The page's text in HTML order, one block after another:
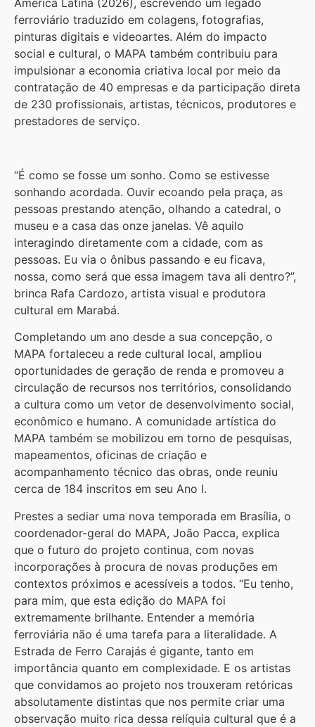
América Latina (2026), escrevendo um legado
ferroviário traduzido em colagens, fotografias,
pinturas digitais e videoartes. Além do impacto
social e cultural, o MAPA também contribuiu para
impulsionar a economia criativa local por meio da
contratação de 40 empresas e da participação direta
de 230 profissionais, artistas, técnicos, produtores e
prestadores de serviço.
“É como se fosse um sonho. Como se estivesse
sonhando acordada. Ouvir ecoando pela praça, as
pessoas prestando atenção, olhando a catedral, o
museu e a casa das onze janelas. Vê aquilo
interagindo diretamente com a cidade, com as
pessoas. Eu via o ônibus passando e eu ficava,
nossa, como será que essa imagem tava ali dentro?”,
brinca Rafa Cardozo, artista visual e produtora
cultural em Marabá.
Completando um ano desde a sua concepção, o
MAPA fortaleceu a rede cultural local, ampliou
oportunidades de geração de renda e promoveu a
circulação de recursos nos territórios, consolidando
a cultura como um vetor de desenvolvimento social,
econômico e humano. A comunidade artística do
MAPA também se mobilizou em torno de pesquisas,
mapeamentos, oficinas de criação e
acompanhamento técnico das obras, onde reuniu
cerca de 184 inscritos em seu Ano I.
Prestes a sediar uma nova temporada em Brasília, o
coordenador-geral do MAPA, João Pacca, explica
que o futuro do projeto continua, com novas
incorporações à procura de novas produções em
contextos próximos e acessíveis a todos. “Eu tenho,
para mim, que esta edição do MAPA foi
extremamente brilhante. Entender a memória
ferroviária não é uma tarefa para a literalidade. A
Estrada de Ferro Carajás é gigante, tanto em
importância quanto em complexidade. E os artistas
que convidamos ao projeto nos trouxeram retóricas
absolutamente distintas que nos permite criar uma
observação muito rica dessa relíquia cultural que é a